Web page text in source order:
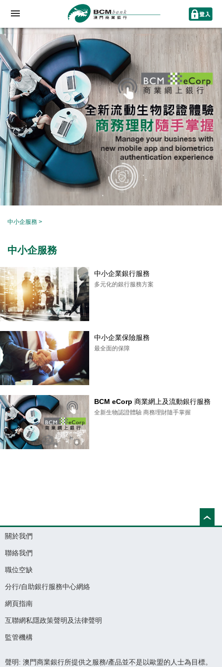
中小企服務 >
中小企服務
中小企業銀行服務
多元化的銀行服務方案
中小企業保險服務
最全面的保障
BCM eCorp 商業網上及流動銀行服務
全新生物認證體驗 商務理財隨手掌握
關於我們
聯絡我們
職位空缺
分行/自助銀行服務中心網絡
網頁指南
互聯網私隱政策聲明及法律聲明
監管機構
聲明: 澳門商業銀行所提供之服務/產品並不是以歐盟的人士為目標。